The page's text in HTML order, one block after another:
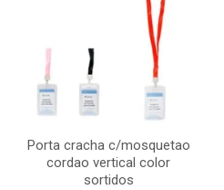
Porta cracha c/mosquetao
cordao vertical color
sortidos